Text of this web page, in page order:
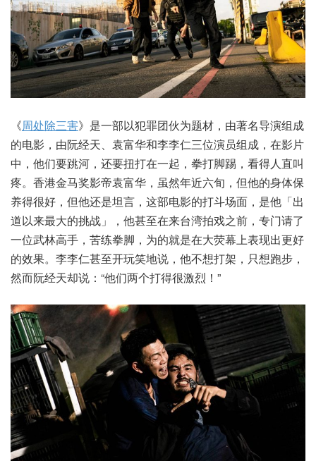
《周处除三害》是一部以犯罪团伙为题材，由著名导演组成
的电影，由阮经天、袁富华和李李仁三位演员组成，在影片
中，他们要跳河，还要扭打在一起，拳打脚踢，看得人直叫
疼。香港金马奖影帝袁富华，虽然年近六旬，但他的身体保
养得很好，但他还是坦言，这部电影的打斗场面，是他「出
道以来最大的挑战」，他甚至在来台湾拍戏之前，专门请了
一位武林高手，苦练拳脚，为的就是在大荧幕上表现出更好
的效果。李李仁甚至开玩笑地说，他不想打架，只想跑步，
然而阮经天却说：“他们两个打得很激烈！”